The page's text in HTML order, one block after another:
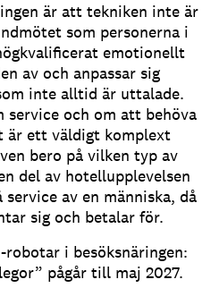
är att tekniken inte är
som personerna i
emotionellt
av och anpassar sig
inte alltid är uttalade.
service och om att behöva
är ett väldigt komplext
bero på vilken typ av
del av hotellupplevelsen
av en människa, då
sig och betalar för.
i besöksnäringen:
pågår till maj 2027.